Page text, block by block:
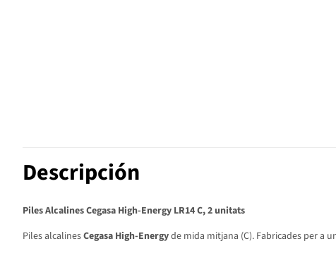
Descripción
Piles Alcalines Cegasa High-Energy LR14 C, 2 unitats
Piles alcalinesCegasa High-Energyde mida mitjana (C). Fabricades per a